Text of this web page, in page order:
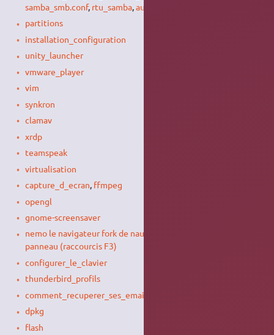
samba_smb.conf, rtu_samba,autofs
partitions
installation_configuration
unity_launcher
vmware_player
vim
synkron
clamav
xrdp
teamspeak
virtualisation
capture_d_ecran, ffmpeg
opengl
gnome-screensaver
nemo le navigateur fork de nautilus... adopté pour le double
panneau (raccourcis F3)
configurer_le_clavier
thunderbird_profils
comment_recuperer_ses_emails_entre_client_de_messagerie
dpkg
flash